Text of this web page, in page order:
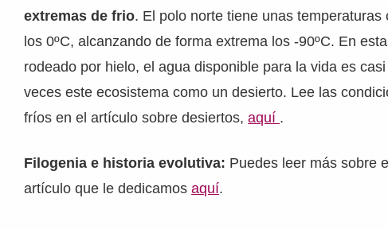
extremas de frio. El polo norte tiene unas
los 0ºC, alcanzando de forma extrema los -90ºC. En
rodeado por hielo, el agua disponible para la vida es
veces este ecosistema como un desierto. Lee las
fríos en el artículo sobre desiertos,aquí .
Filogenia e historia evolutiva: Puedes leer más sobre
artículo que le dedicamosaquí.